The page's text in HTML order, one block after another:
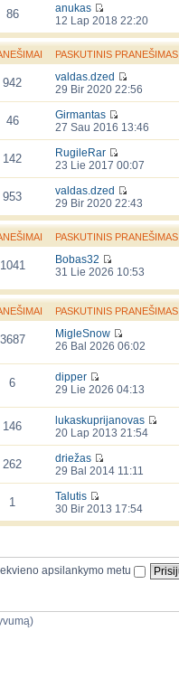
86
anukas
12 Lap 2018 22:20
PASKUTINIS PRANEŠIMAS
942
valdas.dzed
29 Bir 2020 22:56
46
Girmantas
27 Sau 2016 13:46
142
RugileRar
23 Lie 2017 00:07
953
valdas.dzed
29 Bir 2020 22:43
PASKUTINIS PRANEŠIMAS
1041
Bobas32
31 Lie 2026 10:53
PASKUTINIS PRANEŠIMAS
3687
MigleSnow
26 Bal 2026 06:02
6
dipper
29 Lie 2026 04:13
146
lukaskuprijanovas
20 Lap 2013 21:54
262
driežas
29 Bal 2014 11:11
1
Talutis
30 Bir 2013 17:54
apsilankymo metu